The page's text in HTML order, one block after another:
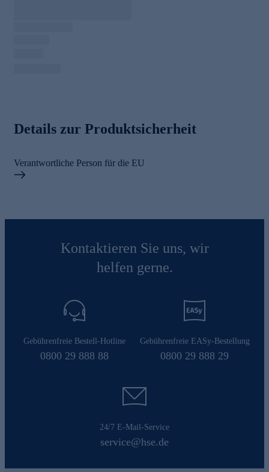
Details zur Produktsicherheit
Verantwortliche Person für die EU
Kontaktieren Sie uns, wir
helfen gerne.
Gebührenfreie Bestell-Hotline
0800 29 888 88
Gebührenfreie EASy-Bestellung
0800 29 888 29
24/7 E-Mail-Service
service@hse.de